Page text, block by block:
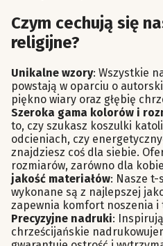
Czym cechują się
religijne?
Unikalne wzory: Wszystkie
powstają w oparciu o
piękno wiary oraz głębię
Szeroka gama kolorów i
to, czy szukasz koszulki
odcieniach, czy
znajdziesz coś dla siebie.
rozmiarów, zarówno dla
jakość materiałów: Nasze
wykonane są z najlepszej
zapewnia komfort noszenia i
Precyzyjne nadruki:
chrześcijańskie